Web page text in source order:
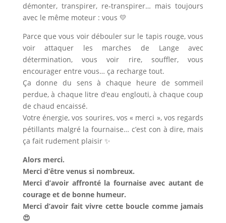
démonter, transpirer, re‑transpirer… mais toujours
avec le même moteur : vous 💛
Parce que vous voir débouler sur le tapis rouge, vous
voir attaquer les marches de Lange avec
détermination, vous voir rire, souffler, vous
encourager entre vous… ça recharge tout.
Ça donne du sens à chaque heure de sommeil
perdue, à chaque litre d’eau englouti, à chaque coup
de chaud encaissé.
Votre énergie, vos sourires, vos « merci », vos regards
pétillants malgré la fournaise… c’est con à dire, mais
ça fait rudement plaisir ✨
Alors merci.
Merci d’être venus si nombreux.
Merci d’avoir affronté la fournaise avec autant de
courage et de bonne humeur.
Merci d’avoir fait vivre cette boucle comme jamais
😍